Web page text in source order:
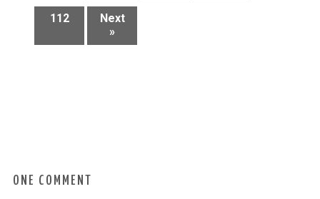
112
Next
»
ONE COMMENT